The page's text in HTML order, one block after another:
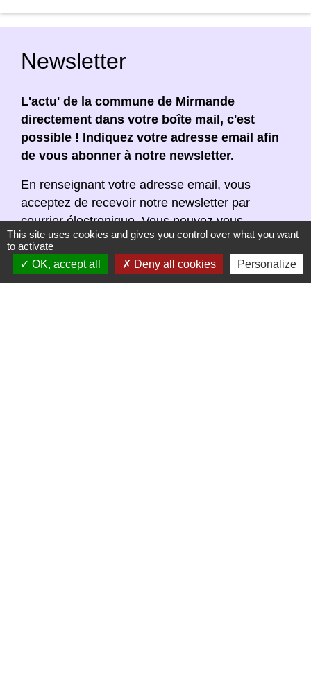
Newsletter
L'actu' de la commune de Mirmande
directement dans votre boîte mail, c'est
possible ! Indiquez votre adresse email afin
de vous abonner à notre newsletter.
En renseignant votre adresse email, vous
acceptez de recevoir notre newsletter par
courrier électronique. Vous pouvez vous
désinscrire à tout moment en cliquant dans un
lien de désinscription dans chaque newsletter
réceptionnée.
This site uses cookies and gives you control over what you want
to activate
OK, accept all
Deny all cookies Personalize